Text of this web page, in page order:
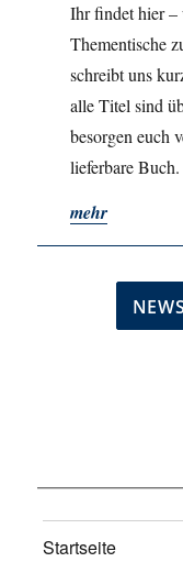
Ihr findet hier –
Thementische
schreibt uns
alle Titel sind
besorgen euch
lieferbare Buch.
mehr
Startseite